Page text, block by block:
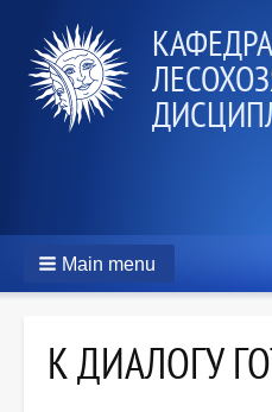
КАФЕДРА
Main menu
К ДИАЛОГУ